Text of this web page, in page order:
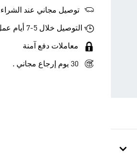
توصيل مجاني عند الشراء
التوصيل خلال 5-7 أيام عمل
معاملات دفع آمنة
30 يوم إرجاع مجاني .